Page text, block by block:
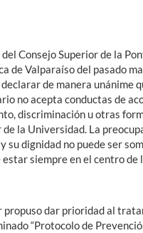
Consejo Superior de la
de Valparaíso del pasado
de manera unánime
no acepta conductas de
discriminación u otras
la Universidad. La
su dignidad no puede ser
siempre en el centro de
propuso dar prioridad al
“Protocolo de